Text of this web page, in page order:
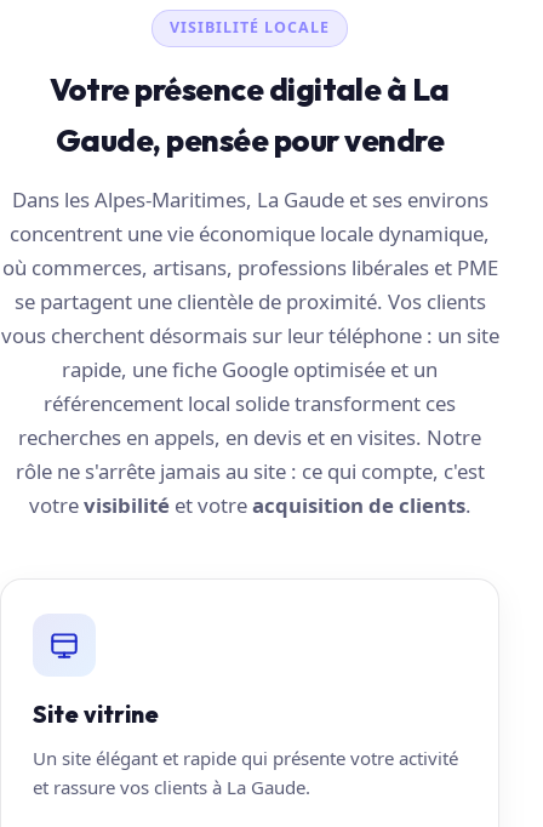
VISIBILITÉ LOCALE
Votre présence digitale à La
Gaude, pensée pour vendre
Dans les Alpes-Maritimes, La Gaude et ses environs
concentrent une vie économique locale dynamique,
où commerces, artisans, professions libérales et PME
se partagent une clientèle de proximité. Vos clients
vous cherchent désormais sur leur téléphone : un site
rapide, une fiche Google optimisée et un
référencement local solide transforment ces
recherches en appels, en devis et en visites. Notre
rôle ne s'arrête jamais au site : ce qui compte, c'est
votrevisibilitéet votreacquisition de clients.
Site vitrine
Un site élégant et rapide qui présente votre activité
et rassure vos clients à La Gaude.